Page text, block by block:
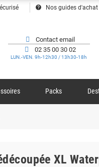
help Nos guides d'achat
Contact email
02 35 00 30 02
LUN.-VEN. 9h-12h30 / 13h30-18h
Packs
XL